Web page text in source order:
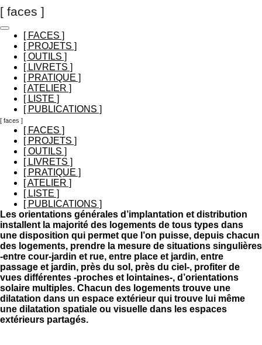
Passer
contenu
principal
[ faces ]
[ FACES ]
[ PROJETS ]
[ OUTILS ]
[ LIVRETS ]
[ PRATIQUE ]
[ ATELIER ]
[ LISTE ]
[ PUBLICATIONS ]
[ faces ]
[ FACES ]
[ PROJETS ]
[ OUTILS ]
[ LIVRETS ]
[ PRATIQUE ]
[ ATELIER ]
[ LISTE ]
[ PUBLICATIONS ]
Les orientations générales d’implantation et distribution
installent la majorité des logements de tous types dans
une disposition qui permet que l’on puisse, depuis chacun
des logements, prendre la mesure de situations singulières
-entre cour-jardin et rue, entre place et jardin, entre
passage et jardin, près du sol, près du ciel-, profiter de
vues différentes -proches et lointaines-, d’orientations
solaire multiples. Chacun des logements trouve une
dilatation dans un espace extérieur qui trouve lui même
une dilatation spatiale ou visuelle dans les espaces
extérieurs partagés.